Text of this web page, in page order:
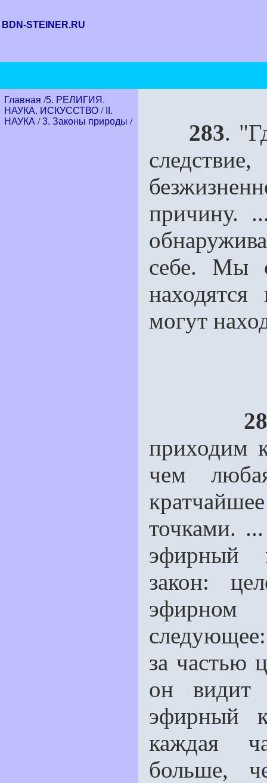
BDN-STEINER.RU
Главная /5. РЕЛИГИЯ.
НАУКА. ИСКУССТВО /
II.
НАУКА /3. Законы природы / 283.
причину.
себе. Мы
могут
приходим
чем
точками.
эфирный
закон:
эфирном
за частью
он видит
эфирный
каждая
больше,